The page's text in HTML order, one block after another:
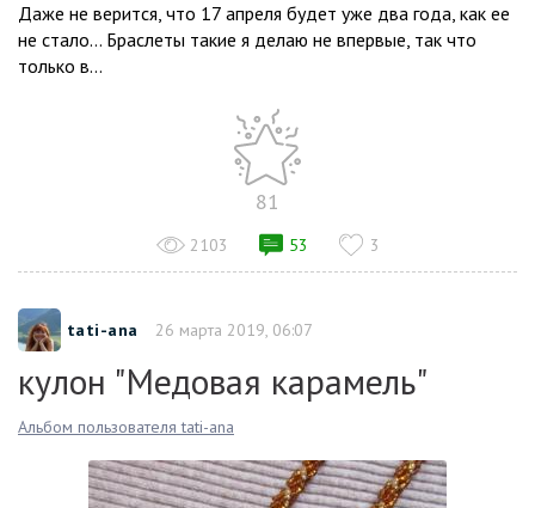
Даже не верится, что 17 апреля будет уже два года, как ее
не стало… Браслеты такие я делаю не впервые, так что
только в...
81
2103 53 3
tati-ana 26 марта 2019, 06:07
кулон "Медовая карамель"
Альбом пользователя tati-ana